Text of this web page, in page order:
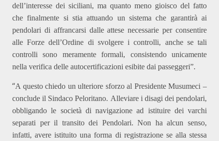
dell’interesse dei siciliani, ma quanto meno gioisco del fatto
che finalmente si stia attuando un sistema che garantirà ai
pendolari di affrancarsi dalle attese necessarie per consentire
alle Forze dell’Ordine di svolgere i controlli, anche se tali
controlli sono meramente formali, consistendo unicamente
nella verifica delle autocertificazioni esibite dai passeggeri”.
“A questo chiedo un ulteriore sforzoal Presidente Musumeci –
conclude il Sindaco Peloritano. Alleviare i disagi dei pendolari,
obbligando le società di navigazione ad istituire dei varchi
separati per il transito dei Pendolari. Non ha alcun senso,
infatti, avere istituito una forma di registrazione se alla stessa